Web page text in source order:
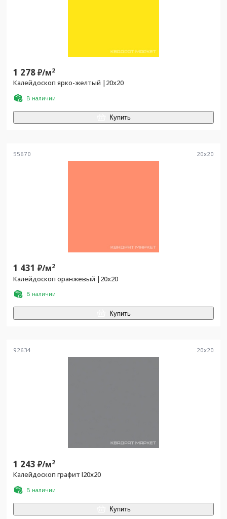
1 278₽/м2
Калейдоскоп ярко-желтый |20x20
В наличии
Купить
55670 20x20
1 431 ₽/м2
Калейдоскоп оранжевый |20x20
В наличии
Купить
92634 20x20
1 243 ₽/м2
Калейдоскоп графит l20x20
В наличии
Купить